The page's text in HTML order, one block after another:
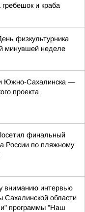
и краба
физкультурника
минувшей неделе
Южно-Сахалинска —
проекта
финальный
России по пляжному
вниманию интервью
Сахалинской области
программы "Наш